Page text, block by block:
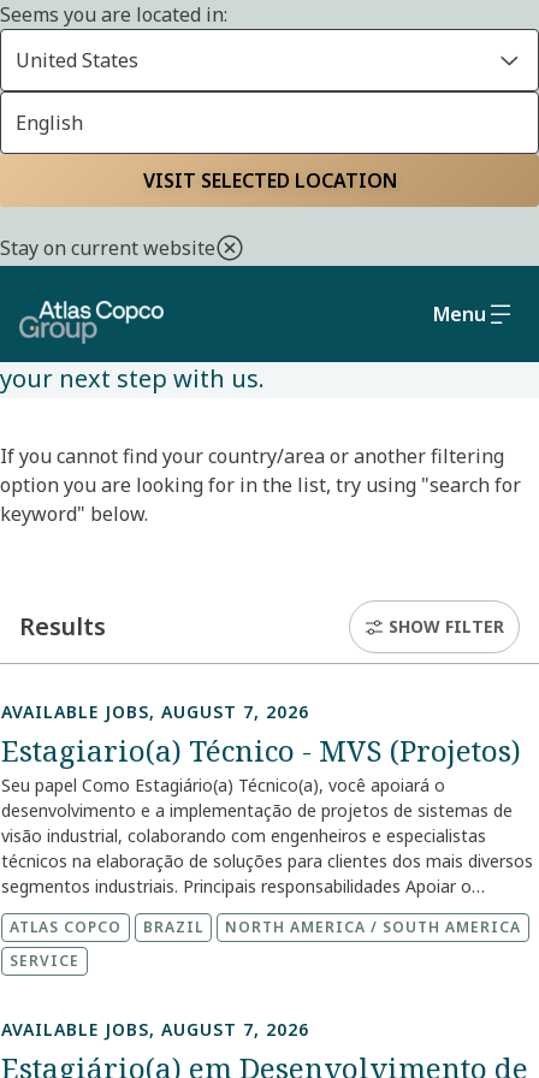
Seems you are located in:
United States
English
VISIT SELECTED LOCATION
Stay on current website
Menu
JOBS
Available jobs
Browse available jobs and filter based on your
location and desired role. With many
opportunities available, we hope you will find
your next step with us.
If you cannot find your country/area or another filtering
option you are looking for in the list, try using "search for
keyword" below.
Results SHOW FILTER
AVAILABLE JOBS, AUGUST 7, 2026
Estagiario(a) Técnico - MVS (Projetos)
Seu papel Como Estagiário(a) Técnico(a), você apoiará o
desenvolvimento e a implementação de projetos de sistemas de
visão industrial, colaborando com engenheiros e especialistas
técnicos na elaboração de soluções para clientes dos mais diversos
segmentos industriais. Principais responsabilidades Apoiar o
desenvolvimento e acompanhamento de projetos de Sistemas de
Visão Industrial (Machine Vision); Auxiliar na configuração, testes e
validação de equipamentos e soluções técnicas; Participar da
projetos, quando necessário; Auxiliar na análise e solução de
problemas técnicos em equipamentos e aplicações; Apoiar a
ATLAS COPCO BRAZIL
NORTH AMERICA / SOUTH AMERICA
SERVICE
AVAILABLE JOBS, AUGUST 7, 2026
Estagiário(a) em Desenvolvimento de